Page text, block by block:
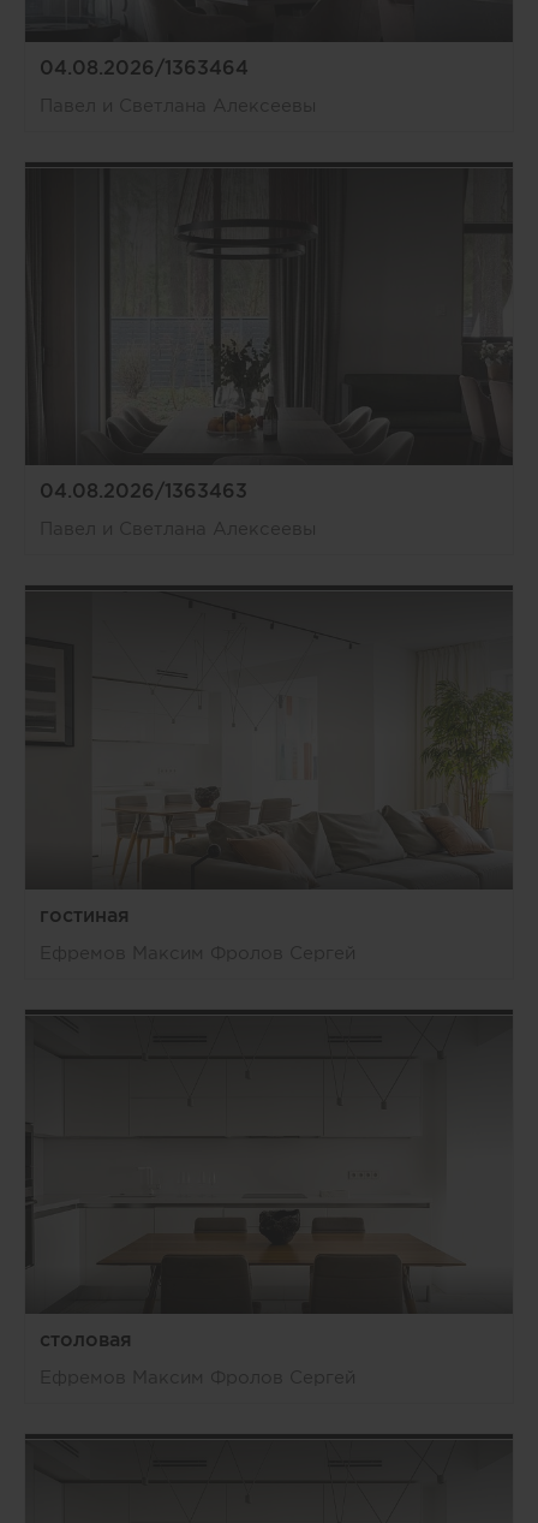
04.08.2026/1363464
04.08.2026/1363463
гостиная
столовая